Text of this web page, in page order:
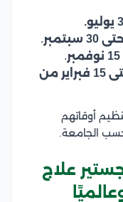
.
.
1 ديسمبر حتى 15 فبراير من
أوقاتهم
حسب الجامعة.
علاج